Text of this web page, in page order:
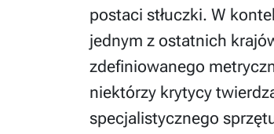
postaci stłuczki. W
jednym z ostatnich
zdefiniowanego
niektórzy krytycy
specjalistycznego